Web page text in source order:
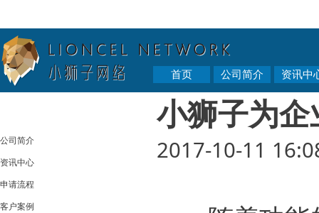
首页 公司简介 资讯中
公司简介
资讯中心
申请流程
客户案例
小狮子为
2017-10-11